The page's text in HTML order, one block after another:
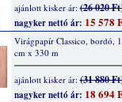
ajánlott kisker ár:(26 020
nagyker nettó ár: 15 578
Virágpapír Classico, bordó,
cm x 330 m
ajánlott kisker ár:(31 880
nagyker nettó ár: 18 694